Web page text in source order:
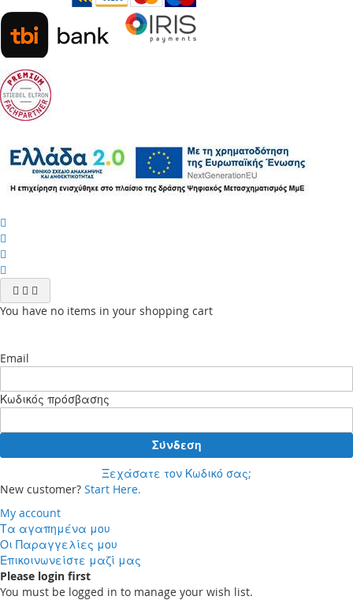
You have no items in your shopping cart
Email
Κωδικός πρόσβασης
Σύνδεση
Ξεχάσατε τον Κωδικό σας;
New customer? Start Here.
My account
Τα αγαπημένα μου
Οι Παραγγελίες μου
Επικοινωνείστε μαζί μας
Please login first
You must be logged in to manage your wish list.